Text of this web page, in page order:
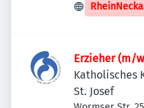
Erzieher (m/
Katholisches
St. Josef